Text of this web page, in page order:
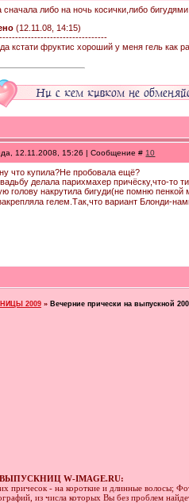
сначала либо на ночь косички,либо
(12.11.08, 14:15)
кстати фруктис хороший у меня гель как
12.11.2008, 15:26 | Сообщение #10
что купила?Не пробовала ещё?
делала парихмахер причёску,что-то
голову накрутила бигуди(не помню
гелем.Так,что вариант Блонди-
2009 » Вечерние прически на выпускной
W-IMAGE.RU:
причесок - на короткие и длинные волосы;
из числа которых Вы без проблем